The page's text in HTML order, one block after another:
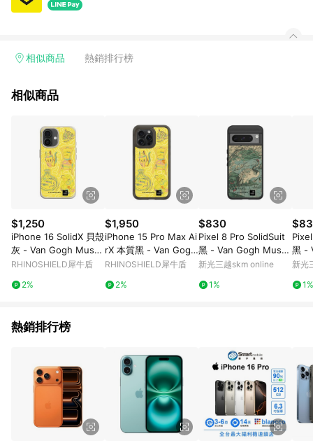
相似商品 熱銷排行榜
相似商品
$1,250
iPhone 16 SolidX 貝殼
灰 - Van Gogh Muse
um - 現代素描 - 圖案
RHINOSHIELD犀牛盾
2%
$1,950
iPhone 15 Pro Max Ai
rX 本質黑 - Van Gogh
Museum - 現代素描 -
RHINOSHIELD犀牛盾
2%
$830
Pixel 8 Pro SolidSuit
黑 - Van Gogh Muse
um - 鶴與櫻花選自草
新光三越skm online
1%
黑 -
um
新光
1%
熱銷排行榜